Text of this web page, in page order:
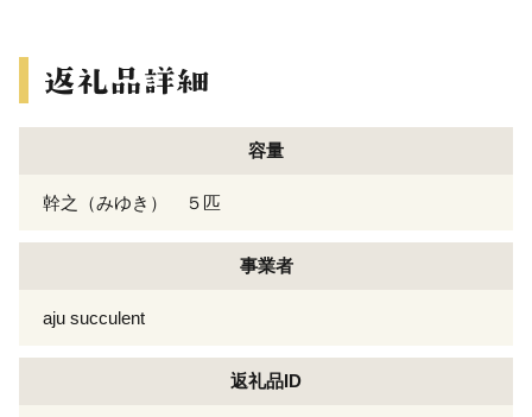
容量
幹之（みゆき） ５匹
事業者
aju succulent
返礼品ID